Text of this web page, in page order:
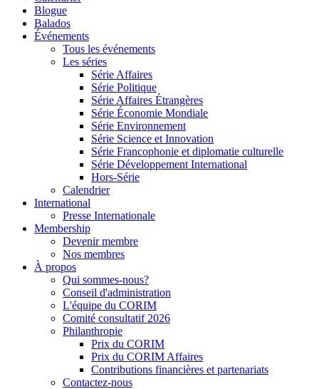
Blogue
Balados
Événements
Tous les événements
Les séries
Série Affaires
Série Politique
Série Affaires Étrangères
Série Économie Mondiale
Série Environnement
Série Science et Innovation
Série Francophonie et diplomatie culturelle
Série Développement International
Hors-Série
Calendrier
International
Presse Internationale
Membership
Devenir membre
Nos membres
À propos
Qui sommes-nous?
Conseil d'administration
L'équipe du CORIM
Comité consultatif 2026
Philanthropie
Prix du CORIM
Prix du CORIM Affaires
Contributions financières et partenariats
Contactez-nous